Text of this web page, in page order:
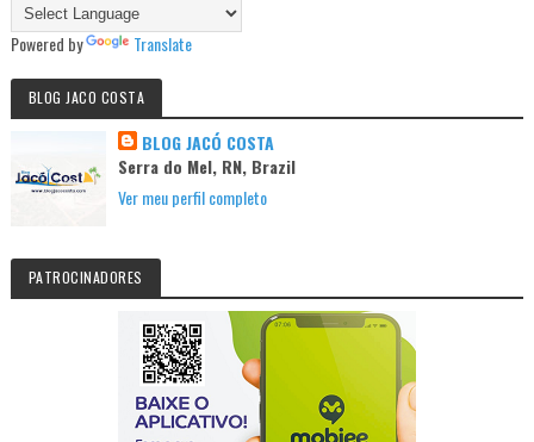
Powered by Translate
BLOG JACO COSTA
BLOG JACÓ COSTA
Serra do Mel, RN, Brazil
Ver meu perfil completo
PATROCINADORES